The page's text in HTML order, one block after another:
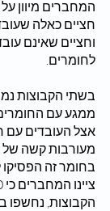
חציים כאלה
וחציים שאינם
לחומרים.
בשתי הקבוצות
ממגע עם החומרים
אצל העובדים עם
מעורבות קשה של
בחומר זה הפסיקו
הקבוצות, נחשפו